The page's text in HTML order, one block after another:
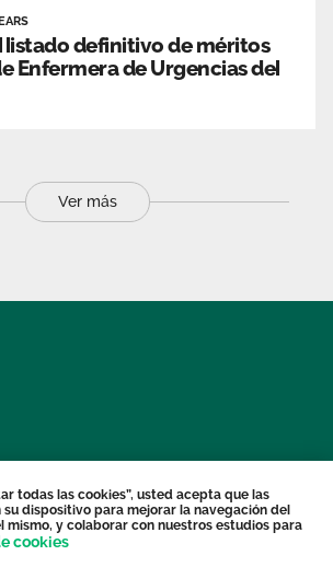
listado definitivo de méritos
Enfermera de Urgencias del
Ver más
todas las cookies”, usted acepta que las
dispositivo para mejorar la navegación del
mismo, y colaborar con nuestros estudios para
cookies